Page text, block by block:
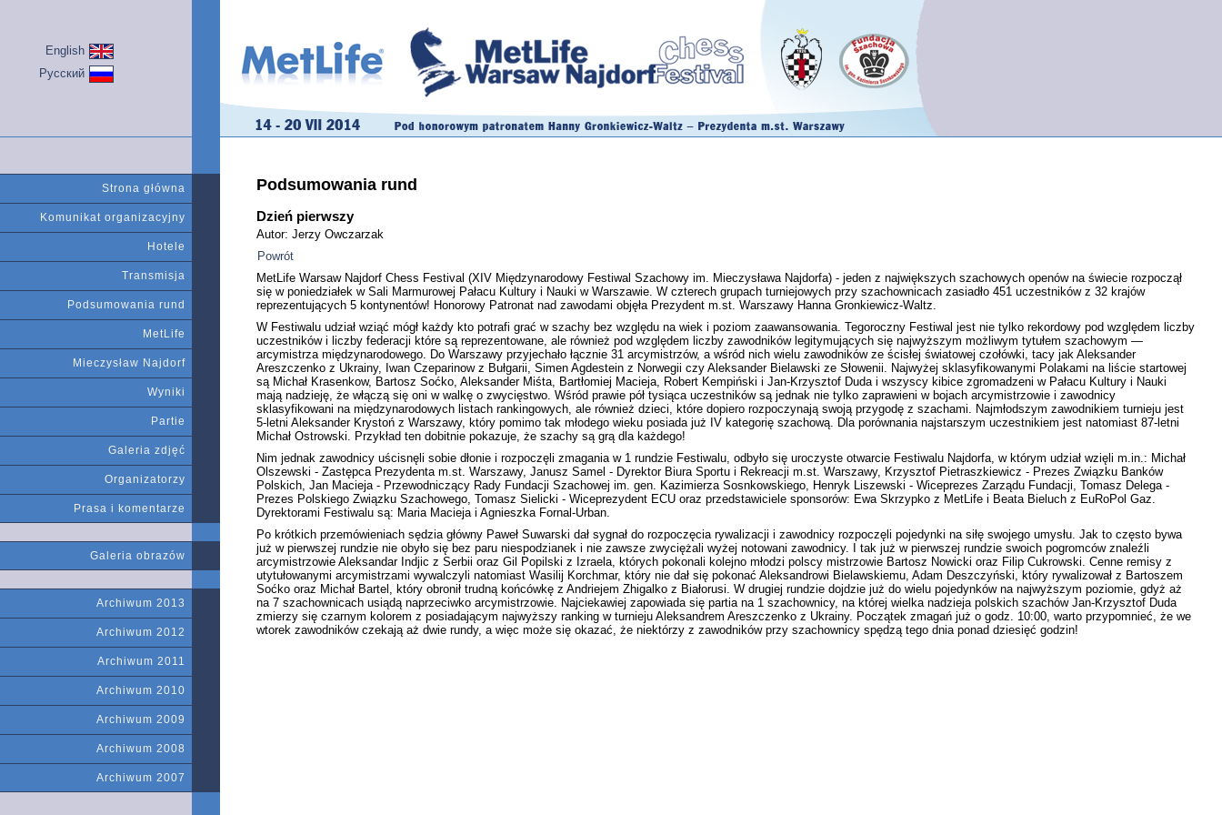
English
Русский
Strona główna
Komunikat organizacyjny
Hotele
Transmisja
Podsumowania rund
MetLife
Mieczysław Najdorf
Wyniki
Partie
Galeria zdjęć
Organizatorzy
Prasa i komentarze
Galeria obrazów
Archiwum 2013
Archiwum 2012
Archiwum 2011
Archiwum 2010
Archiwum 2009
Archiwum 2008
Archiwum 2007
Podsumowania rund
Dzień pierwszy
Autor: Jerzy Owczarzak
Powrót
MetLife Warsaw Najdorf Chess Festival (XIV Międzynarodowy Festiwal Szachowy im. Mieczysława Najdorfa) - jeden z największych szachowych openów na świecie rozpoczął
się w poniedziałek w Sali Marmurowej Pałacu Kultury i Nauki w Warszawie. W czterech grupach turniejowych przy szachownicach zasiadło 451 uczestników z 32 krajów
reprezentujących 5 kontynentów! Honorowy Patronat nad zawodami objęła Prezydent m.st. Warszawy Hanna Gronkiewicz-Waltz.
W Festiwalu udział wziąć mógł każdy kto potrafi grać w szachy bez względu na wiek i poziom zaawansowania. Tegoroczny Festiwal jest nie tylko rekordowy pod względem liczby
uczestników i liczby federacji które są reprezentowane, ale również pod względem liczby zawodników legitymujących się najwyższym możliwym tytułem szachowym —
arcymistrza międzynarodowego. Do Warszawy przyjechało łącznie 31 arcymistrzów, a wśród nich wielu zawodników ze ścisłej światowej czołówki, tacy jak Aleksander
Areszczenko z Ukrainy, Iwan Czeparinow z Bułgarii, Simen Agdestein z Norwegii czy Aleksander Bielawski ze Słowenii. Najwyżej sklasyfikowanymi Polakami na liście startowej
są Michał Krasenkow, Bartosz Soćko, Aleksander Miśta, Bartłomiej Macieja, Robert Kempiński i Jan-Krzysztof Duda i wszyscy kibice zgromadzeni w Pałacu Kultury i Nauki
mają nadzieję, że włączą się oni w walkę o zwycięstwo. Wśród prawie pół tysiąca uczestników są jednak nie tylko zaprawieni w bojach arcymistrzowie i zawodnicy
sklasyfikowani na międzynarodowych listach rankingowych, ale również dzieci, które dopiero rozpoczynają swoją przygodę z szachami. Najmłodszym zawodnikiem turnieju jest
5-letni Aleksander Krystoń z Warszawy, który pomimo tak młodego wieku posiada już IV kategorię szachową. Dla porównania najstarszym uczestnikiem jest natomiast 87-letni
Michał Ostrowski. Przykład ten dobitnie pokazuje, że szachy są grą dla każdego!
Nim jednak zawodnicy uścisnęli sobie dłonie i rozpoczęli zmagania w 1 rundzie Festiwalu, odbyło się uroczyste otwarcie Festiwalu Najdorfa, w którym udział wzięli m.in.: Michał
Olszewski - Zastępca Prezydenta m.st. Warszawy, Janusz Samel - Dyrektor Biura Sportu i Rekreacji m.st. Warszawy, Krzysztof Pietraszkiewicz - Prezes Związku Banków
Polskich, Jan Macieja - Przewodniczący Rady Fundacji Szachowej im. gen. Kazimierza Sosnkowskiego, Henryk Liszewski - Wiceprezes Zarządu Fundacji, Tomasz Delega -
Prezes Polskiego Związku Szachowego, Tomasz Sielicki - Wiceprezydent ECU oraz przedstawiciele sponsorów: Ewa Skrzypko z MetLife i Beata Bieluch z EuRoPol Gaz.
Dyrektorami Festiwalu są: Maria Macieja i Agnieszka Fornal-Urban.
Po krótkich przemówieniach sędzia główny Paweł Suwarski dał sygnał do rozpoczęcia rywalizacji i zawodnicy rozpoczęli pojedynki na siłę swojego umysłu. Jak to często bywa
już w pierwszej rundzie nie obyło się bez paru niespodzianek i nie zawsze zwyciężali wyżej notowani zawodnicy. I tak już w pierwszej rundzie swoich pogromców znaleźli
arcymistrzowie Aleksandar Indjic z Serbii oraz Gil Popilski z Izraela, których pokonali kolejno młodzi polscy mistrzowie Bartosz Nowicki oraz Filip Cukrowski. Cenne remisy z
utytułowanymi arcymistrzami wywalczyli natomiast Wasilij Korchmar, który nie dał się pokonać Aleksandrowi Bielawskiemu, Adam Deszczyński, który rywalizował z Bartoszem
Soćko oraz Michał Bartel, który obronił trudną końcówkę z Andriejem Zhigalko z Białorusi. W drugiej rundzie dojdzie już do wielu pojedynków na najwyższym poziomie, gdyż aż
na 7 szachownicach usiądą naprzeciwko arcymistrzowie. Najciekawiej zapowiada się partia na 1 szachownicy, na której wielka nadzieja polskich szachów Jan-Krzysztof Duda
zmierzy się czarnym kolorem z posiadającym najwyższy ranking w turnieju Aleksandrem Areszczenko z Ukrainy. Początek zmagań już o godz. 10:00, warto przypomnieć, że we
wtorek zawodników czekają aż dwie rundy, a więc może się okazać, że niektórzy z zawodników przy szachownicy spędzą tego dnia ponad dziesięć godzin!